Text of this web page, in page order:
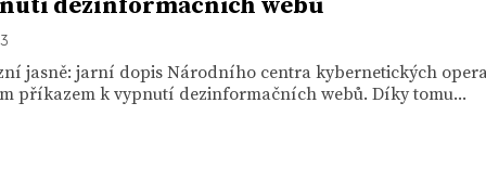
jasně: jarní dopis Národního centra kybernetických
příkazem k vypnutí dezinformačních webů. Díky tomu...